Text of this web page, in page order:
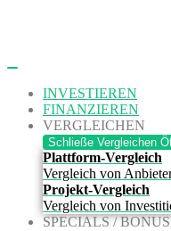
INVESTIEREN
FINANZIEREN
VERGLEICHEN
Schließe Vergleichen
Plattform-Vergleich
Vergleich von
Projekt-Vergleich
Vergleich von
SPECIALS /